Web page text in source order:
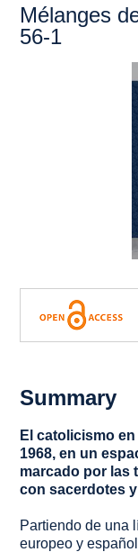
Mélanges
56-1
Summary
El catolicismo
1968, en un
marcado por las
con sacerdotes
Partiendo de una
europeo y